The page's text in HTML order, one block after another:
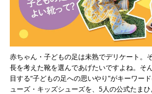
赤ちゃん・子どもの足は未熟でデリケート。
長を考えた靴を選んであげたいですよね。そ
目する“子どもの足への思いやり”がキーワー
ューズ・キッズシューズを、5人の公式たま